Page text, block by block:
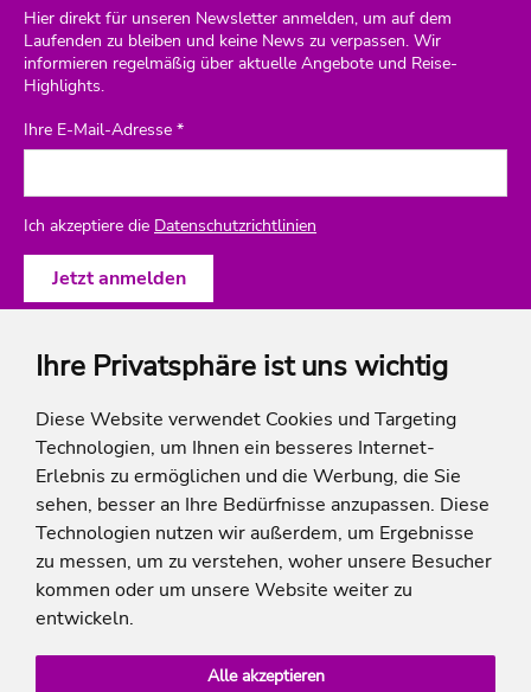
Ihre Privatsphäre ist uns wichtig
Diese Website verwendet Cookies und Targeting
Technologien, um Ihnen ein besseres Internet-
Erlebnis zu ermöglichen und die Werbung, die Sie
sehen, besser an Ihre Bedürfnisse anzupassen. Diese
Technologien nutzen wir außerdem, um Ergebnisse
zu messen, um zu verstehen, woher unsere Besucher
kommen oder um unsere Website weiter zu
entwickeln.
Alle akzeptieren
Hier direkt für unseren Newsletter anmelden, um auf dem
Laufenden zu bleiben und keine News zu verpassen. Wir
informieren regelmäßig über aktuelle Angebote und Reise-
Highlights.
Ihre E-Mail-Adresse *
Ich akzeptiere die Datenschutzrichtlinien
ich-will-familienurlaub
Rechtliches
auf die Summe der Preise der Einzelleistungen.
**Streichpreise beziehen sich auf die ursprünglichen Preise des Reiseveranstalters.